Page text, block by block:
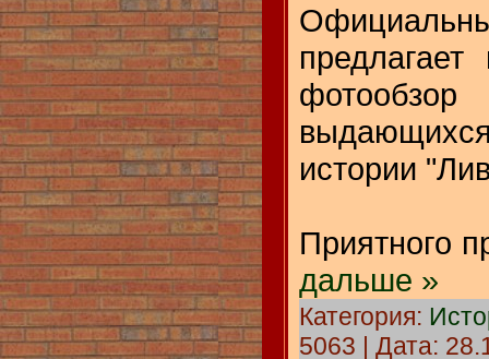
истории
Приятного
дальше »
Категория:
5063 | Дата: